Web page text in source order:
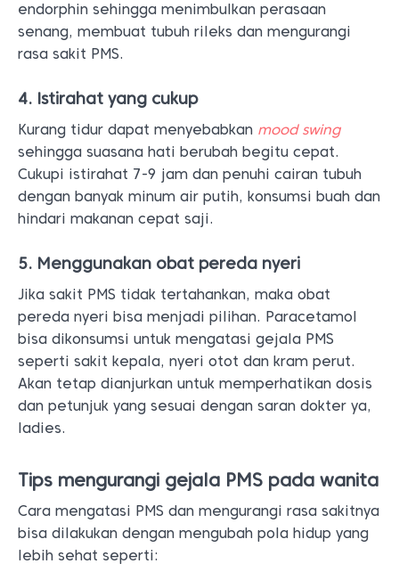
endorphin sehingga menimbulkan perasaan
senang, membuat tubuh rileks dan mengurangi
rasa sakit PMS.
4. Istirahat yang cukup
Kurang tidur dapat menyebabkan mood swing
sehingga suasana hati berubah begitu cepat.
Cukupi istirahat 7-9 jam dan penuhi cairan tubuh
dengan banyak minum air putih, konsumsi buah dan
hindari makanan cepat saji.
5. Menggunakan obat pereda nyeri
Jika sakit PMS tidak tertahankan, maka obat
pereda nyeri bisa menjadi pilihan. Paracetamol
bisa dikonsumsi untuk mengatasi gejala PMS
seperti sakit kepala, nyeri otot dan kram perut.
Akan tetap dianjurkan untuk memperhatikan dosis
dan petunjuk yang sesuai dengan saran dokter ya,
ladies.
Tips mengurangi gejala PMS pada wanita
Cara mengatasi PMS dan mengurangi rasa sakitnya
bisa dilakukan dengan mengubah pola hidup yang
lebih sehat seperti: